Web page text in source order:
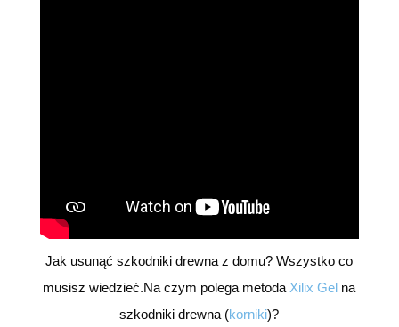
Jak usunąć szkodniki drewna z domu? Wszystko co
musisz wiedzieć.Na czym polega metodaXilix Gel na
szkodniki drewna (korniki)?